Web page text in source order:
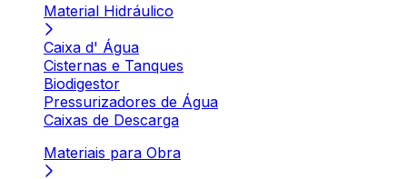
Material Hidráulico
Caixa d' Água
Cisternas e Tanques
Biodigestor
Pressurizadores de Água
Caixas de Descarga
Materiais para Obra